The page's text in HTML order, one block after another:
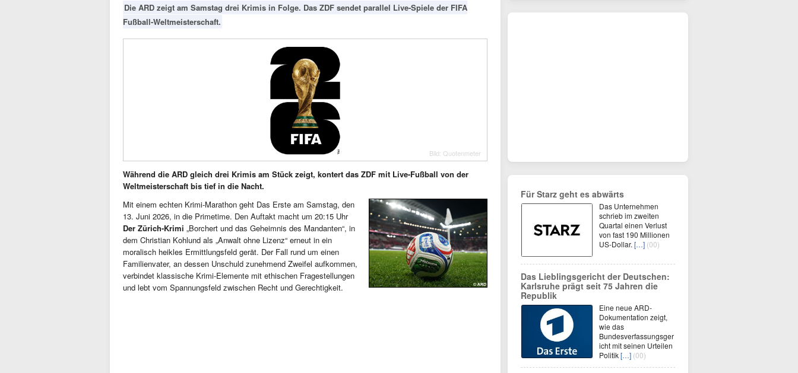
Die ARD zeigt am Samstag drei Krimis in Folge. Das ZDF sendet parallel Live-Spiele der FIFA
Fußball-Weltmeisterschaft.
Bild: Quotenmeter
Während die ARD gleich drei Krimis am Stück zeigt, kontert das ZDF mit Live-Fußball von der
Weltmeisterschaft bis tief in die Nacht.
Mit einem echten Krimi-Marathon geht Das Erste am Samstag, den
13. Juni 2026, in die Primetime. Den Auftakt macht um 20:15 Uhr
Der Zürich-Krimi „Borchert und das Geheimnis des Mandanten“, in
dem Christian Kohlund als „Anwalt ohne Lizenz“ erneut in ein
moralisch heikles Ermittlungsfeld gerät. Der Fall rund um einen
Familienvater, an dessen Unschuld zunehmend Zweifel aufkommen,
verbindet klassische Krimi-Elemente mit ethischen Fragestellungen
und lebt vom Spannungsfeld zwischen Recht und Gerechtigkeit.
Für Starz geht es abwärts
Das Unternehmen
schrieb im zweiten
Quartal einen Verlust
von fast 190 Millionen
US-Dollar. […] (00)
Das Lieblingsgericht der Deutschen:
Karlsruhe prägt seit 75 Jahren die
Republik
Eine neue ARD-
Dokumentation zeigt,
wie das
Bundesverfassungsger
icht mit seinen Urteilen
Politik[…] (00)